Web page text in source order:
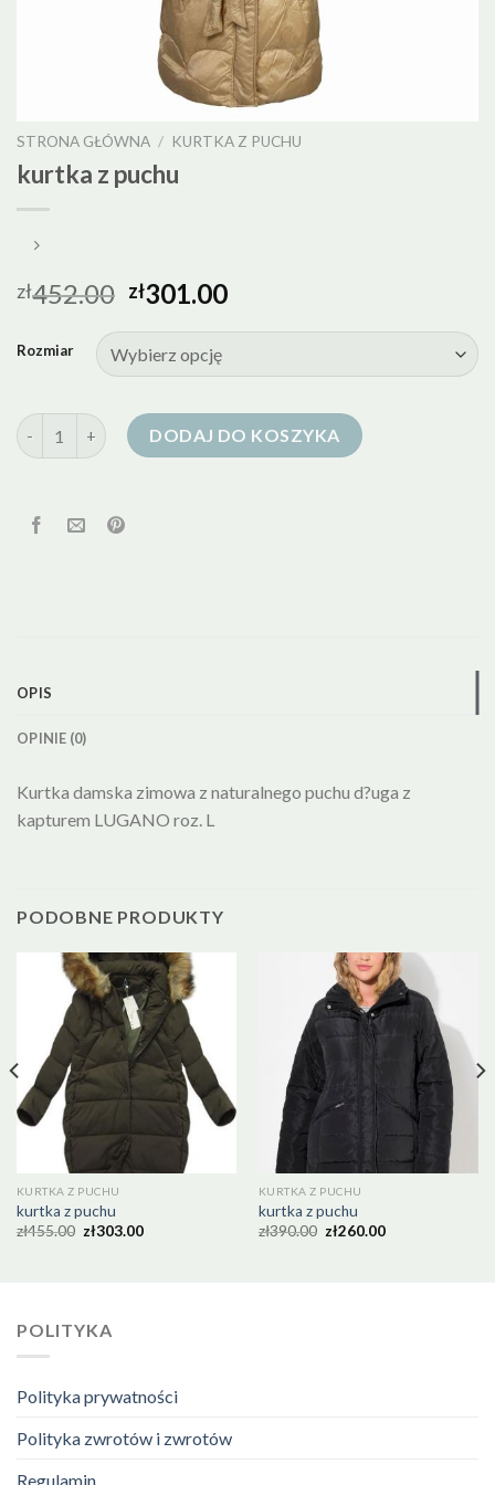
STRONA GŁÓWNA / KURTKA Z PUCHU
kurtka z puchu
zł452.00 zł301.00
Rozmiar
ilość kurtka z puchuDODAJ DO KOSZYKA
OPIS
OPINIE (0)
Kurtka damska zimowa z naturalnego puchu d?uga z
kapturem LUGANO roz. L
PODOBNE PRODUKTY
KURTKA Z PUCHU
kurtka z puchu
zł455.00 zł303.00
KURTKA Z PUCHU
kurtka z puchu
zł390.00 zł260.00
POLITYKA
Polityka prywatności
Polityka zwrotów i zwrotów
Regulamin